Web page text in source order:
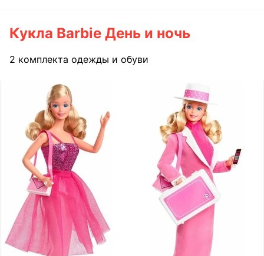
Кукла Barbie День и ночь
2 комплекта одежды и обуви